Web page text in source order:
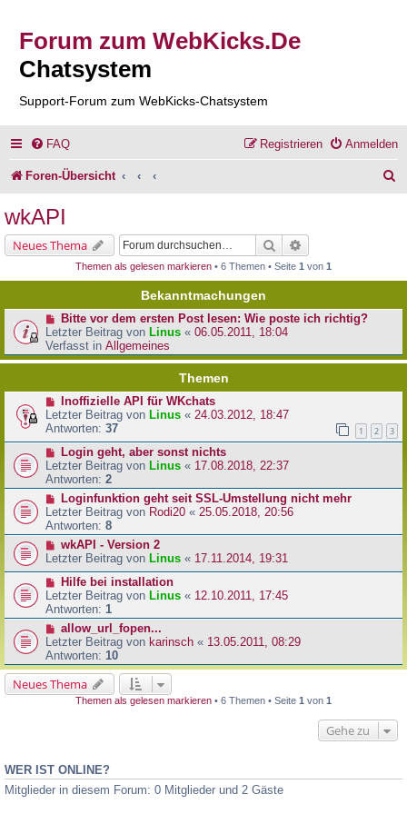
Forum zum WebKicks.De
Chatsystem
Support-Forum zum WebKicks-Chatsystem
FAQ Anmelden
Registrieren
Foren-Übersicht
e
wkAPI
Neues Thema Suche
Themen als gelesen markieren • 6 Themen • Seite 1 von 1
Bekanntmachungen
Bitte vor dem ersten Post lesen: Wie poste ich richtig?
Letzter Beitrag von Linus « 06.05.2011, 18:04
Verfasst in Allgemeines
Themen
Inoffizielle API für WKchats
Letzter Beitrag von Linus « 24.03.2012, 18:47
Antworten: 37 1 2 3
Login geht, aber sonst nichts
Letzter Beitrag von Linus « 17.08.2018, 22:37
Antworten: 2
Loginfunktion geht seit SSL-Umstellung nicht mehr
Letzter Beitrag von Rodi20 « 25.05.2018, 20:56
Antworten: 8
wkAPI - Version 2
Letzter Beitrag von Linus « 17.11.2014, 19:31
Hilfe bei installation
Letzter Beitrag von Linus « 12.10.2011, 17:45
Antworten: 1
allow_url_fopen...
Letzter Beitrag von karinsch « 13.05.2011, 08:29
Antworten: 10
Neues Thema
Themen als gelesen markieren • 6 Themen • Seite 1 von 1
Gehe zu
WER IST ONLINE?
Mitglieder in diesem Forum: 0 Mitglieder und 2 Gäste